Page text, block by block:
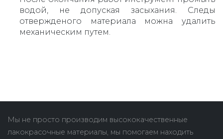
водой, не допуская засыхания. Следы
отвержденого материала можна удалить
механическим путем.
Мы не просто производим высококачественные
лакокрасочные материалы, мы помогаем находить